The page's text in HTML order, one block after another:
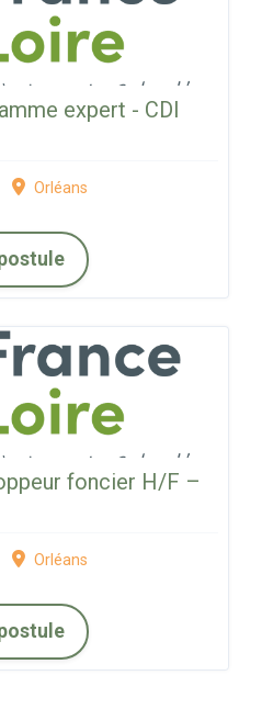
expert - CDI
Orléans
foncier H/F –
Orléans